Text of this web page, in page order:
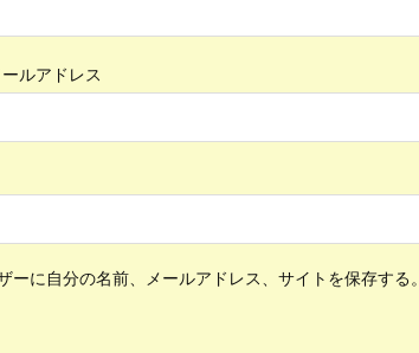
ールアドレス
に自分の名前、メールアドレス、サイトを保存する。